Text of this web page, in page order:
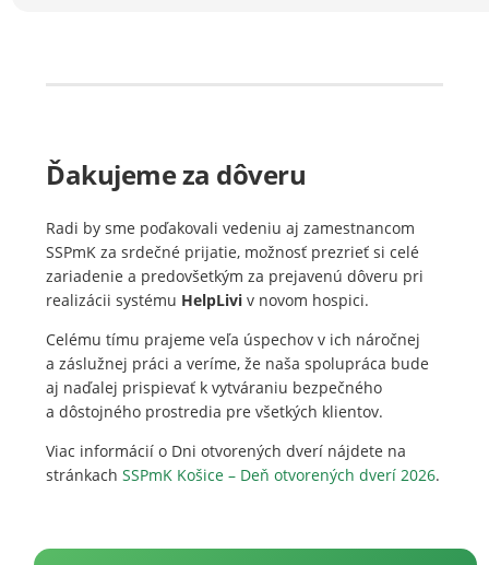
Ďakujeme za dôveru
Radi by sme poďakovali vedeniu aj zamestnancom
SSPmK za srdečné prijatie, možnosť prezrieť si celé
zariadenie a predovšetkým za prejavenú dôveru pri
realizácii systému HelpLivi v novom hospici.
Celému tímu prajeme veľa úspechov v ich náročnej
a záslužnej práci a veríme, že naša spolupráca bude
aj naďalej prispievať k vytváraniu bezpečného
a dôstojného prostredia pre všetkých klientov.
Viac informácií o Dni otvorených dverí nájdete na
stránkach SSPmK Košice – Deň otvorených dverí 2026.